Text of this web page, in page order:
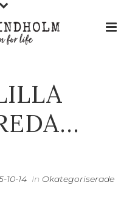
10-14 In Okategoriserade